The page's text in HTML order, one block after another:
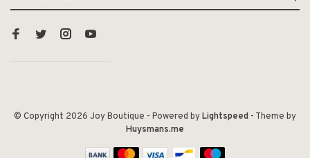
© Copyright 2026 Joy Boutique - Powered byLightspeed - Theme by
Huysmans.me